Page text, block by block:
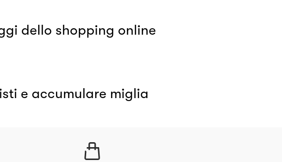
dello shopping online
e accumulare miglia